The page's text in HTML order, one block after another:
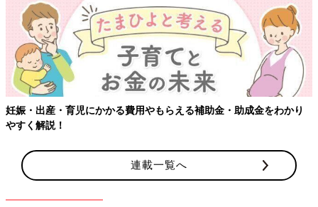
【ワクチン接種できるものも】妊婦の感染症対策、知っておいて！
連載一覧へ